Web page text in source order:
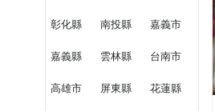
彰化縣 南投縣 嘉義市
嘉義縣 雲林縣 台南市
高雄市 屏東縣 花蓮縣